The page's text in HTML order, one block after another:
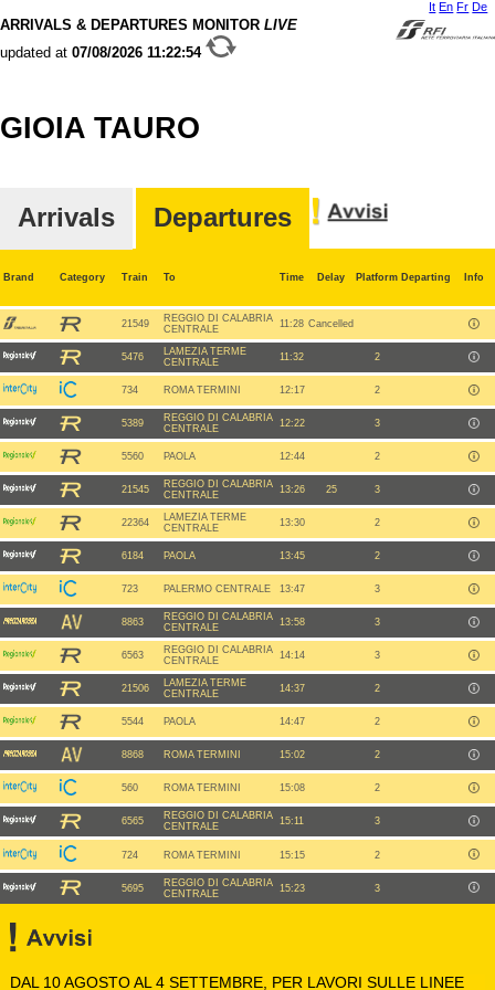
It En Fr De
ARRIVALS & DEPARTURES MONITOR LIVE
updated at 07/08/2026 11:22:54
GIOIA TAURO
Arrivals Departures
Brand Category Train To Time Delay Platform Departing Info
21549
REGGIO DI CALABRIA
CENTRALE
11:28 Cancelled
5476
LAMEZIA TERME
CENTRALE
11:32 2
734 ROMA TERMINI 12:17 2
5389
REGGIO DI CALABRIA
CENTRALE
12:22 3
5560 PAOLA 12:44 2
21545
REGGIO DI CALABRIA
CENTRALE
13:26 25 3
22364
LAMEZIA TERME
CENTRALE
13:30 2
6184 PAOLA 13:45 2
723 PALERMO CENTRALE 13:47 3
8863
REGGIO DI CALABRIA
CENTRALE
13:58 3
6563
REGGIO DI CALABRIA
CENTRALE
14:14 3
21506
LAMEZIA TERME
CENTRALE
14:37 2
5544 PAOLA 14:47 2
8868 ROMA TERMINI 15:02 2
560 ROMA TERMINI 15:08 2
6565
REGGIO DI CALABRIA
CENTRALE
15:11 3
724 ROMA TERMINI 15:15 2
5695
REGGIO DI CALABRIA
CENTRALE
15:23 3
DAL 10 AGOSTO AL 4 SETTEMBRE, PER LAVORI SULLE LINEE